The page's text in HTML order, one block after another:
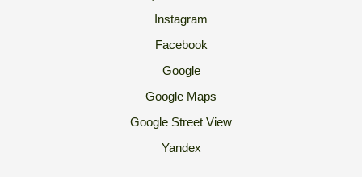
Instagram
Facebook
Google
Google Maps
Google Street View
Yandex